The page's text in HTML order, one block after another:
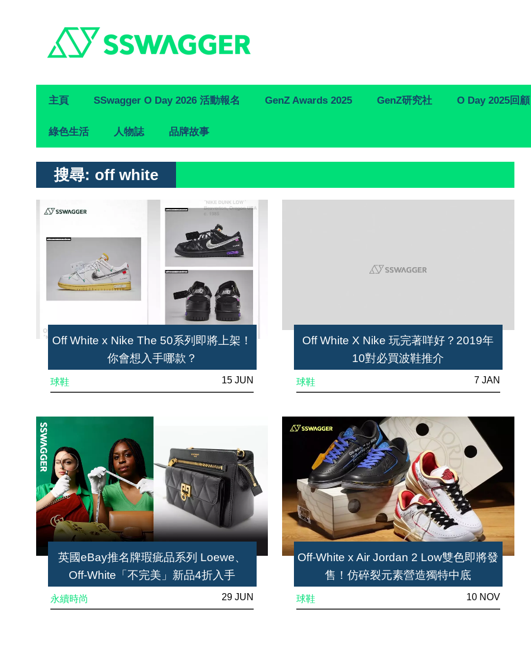
Primary
Navigation
主頁 SSwagger O Day 2026 活動報名 GenZ Awards 2025 GenZ研究社 O Day 2025回顧
綠色生活 人物誌 品牌故事
搜尋: off white
Off White x Nike The 50系列即將上架！
你會想入手哪款？
球鞋 15 JUN
英國eBay推名牌瑕疵品系列 Loewe、
Off-White「不完美」新品4折入手
永續時尚 29 JUN
Off White X Nike 玩完著咩好？2019年
10對必買波鞋推介
球鞋 7 JAN
Off-White x Air Jordan 2 Low雙色即將發
售！仿碎裂元素營造獨特中底
球鞋 10 NOV